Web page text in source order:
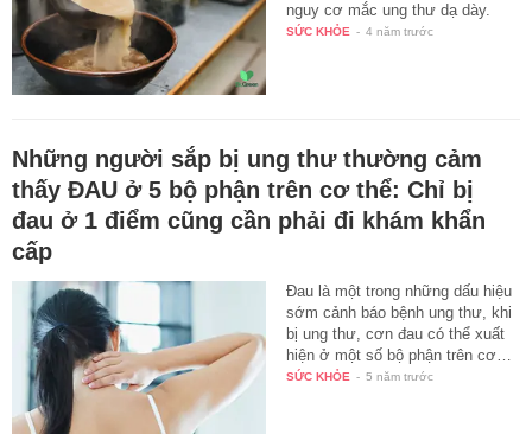
nguy cơ mắc ung thư dạ dày.
SỨC KHỎE - 4 năm trước
Những người sắp bị ung thư thường cảm
thấy ĐAU ở 5 bộ phận trên cơ thể: Chỉ bị
đau ở 1 điểm cũng cần phải đi khám khẩn
cấp
Đau là một trong những dấu hiệu
sớm cảnh báo bệnh ung thư, khi
bị ung thư, cơn đau có thể xuất
hiện ở một số bộ phận trên cơ…
SỨC KHỎE - 5 năm trước